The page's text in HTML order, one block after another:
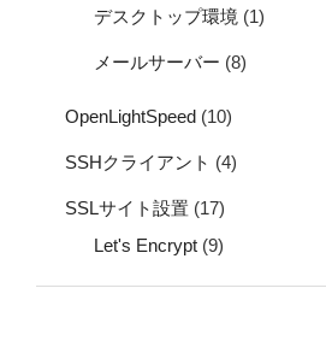
デスクトップ環境 (1)
メールサーバー (8)
OpenLightSpeed (10)
SSHクライアント (4)
SSLサイト設置 (17)
Let's Encrypt (9)